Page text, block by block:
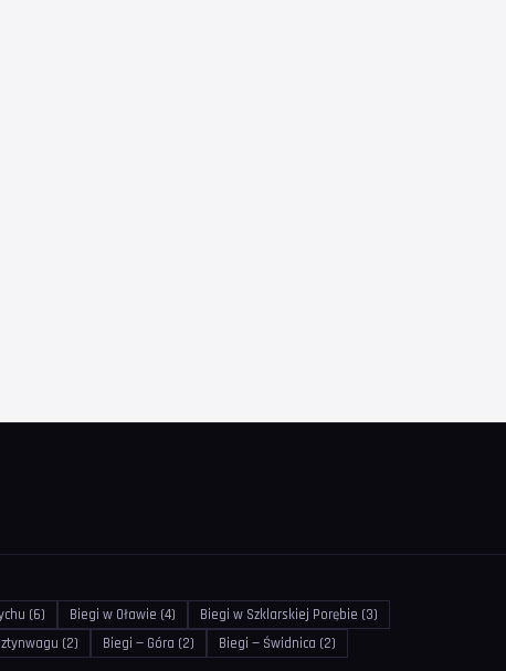
(6) Biegi w Oławie (4)
Biegi w Szklarskiej Porębie (3)
(2) Biegi — Góra (2) Biegi — Świdnica (2)